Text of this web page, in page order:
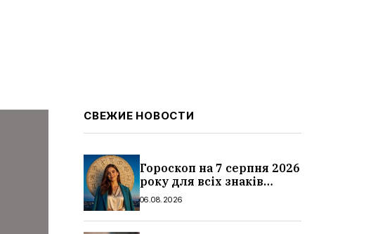
СВЕЖИЕ НОВОСТИ
Гороскоп на 7 серпня 2026
року для всіх знаків
зодіаку: кому пощастить у
06.08.2026